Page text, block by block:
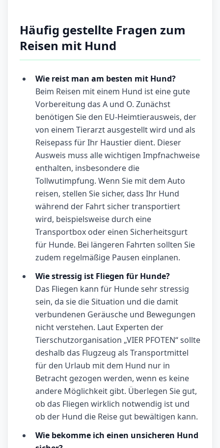
Häufig gestellte Fragen zum
Reisen mit Hund
Wie reist man am besten mit Hund?
Beim Reisen mit einem Hund ist eine gute
Vorbereitung das A und O. Zunächst
benötigen Sie den EU-Heimtierausweis, der
von einem Tierarzt ausgestellt wird und als
Reisepass für Ihr Haustier dient. Dieser
Ausweis muss alle wichtigen Impfnachweise
enthalten, insbesondere die
Tollwutimpfung. Wenn Sie mit dem Auto
reisen, stellen Sie sicher, dass Ihr Hund
während der Fahrt sicher transportiert
wird, beispielsweise durch eine
Transportbox oder einen Sicherheitsgurt
für Hunde. Bei längeren Fahrten sollten Sie
zudem regelmäßige Pausen einplanen.
Wie stressig ist Fliegen für Hunde?
Das Fliegen kann für Hunde sehr stressig
sein, da sie die Situation und die damit
verbundenen Geräusche und Bewegungen
nicht verstehen. Laut Experten der
Tierschutzorganisation „VIER PFOTEN“ sollte
deshalb das Flugzeug als Transportmittel
für den Urlaub mit dem Hund nur in
Betracht gezogen werden, wenn es keine
andere Möglichkeit gibt. Überlegen Sie gut,
ob das Fliegen wirklich notwendig ist und
ob der Hund die Reise gut bewältigen kann.
Wie bekomme ich einen unsicheren Hund